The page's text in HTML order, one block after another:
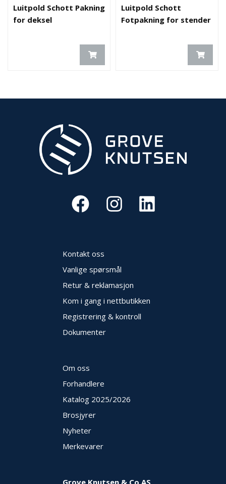
Luitpold Schott Pakning
for deksel
Luitpold Schott
Fotpakning for stender
Kontakt oss
Vanlige spørsmål
Retur & reklamasjon
Kom i gang i nettbutikken
Registrering & kontroll
Dokumenter
Om oss
Forhandlere
Katalog 2025/2026
Brosjyrer
Nyheter
Merkevarer